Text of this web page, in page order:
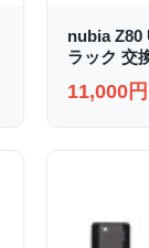
nubia Z80
ラック 交
11,000